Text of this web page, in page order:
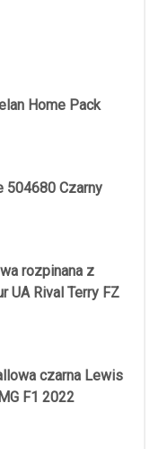
Home Pack
504680 Czarny
rozpinana z
UA Rival Terry FZ
czarna Lewis
F1 2022